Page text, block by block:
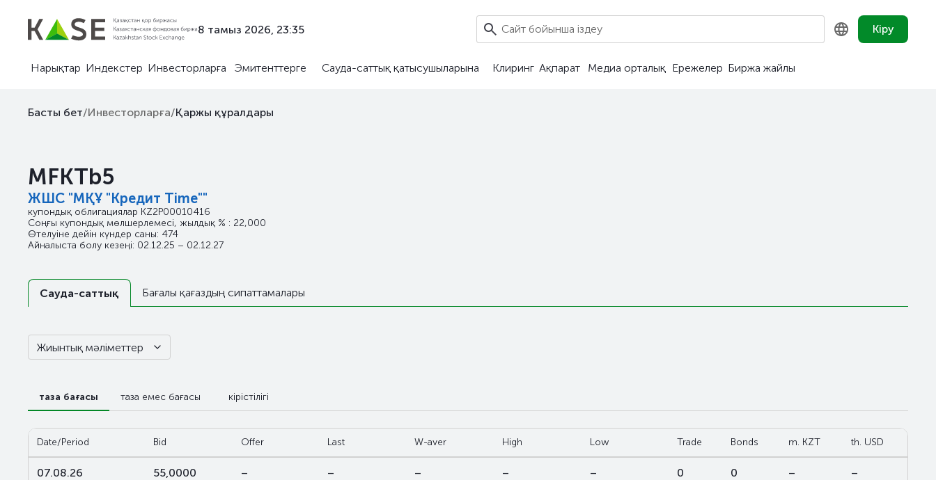
8 тамыз 2026, 23:35 Кіру
Нарықтар Индекстер Инвесторларға Эмитенттерге Сауда-саттық қатысушыларына Клиринг Ақпарат Медиа орталық Ережелер Биржа жайлы
Басты бет/Инвесторларға/Қаржы құралдары
MFKTb5
ЖШС "МҚҰ "Кредит Time""
купондық облигациялар KZ2P00010416
Соңғы купондық мөлшерлемесі, жылдық % : 22,000
Өтелуіне дейін күндер саны: 474
Айналыста болу кезеңі: 02.12.25 – 02.12.27
Сауда-саттық Бағалы қағаздың сипаттамалары
Жиынтық мәліметтер
таза бағасы таза емес бағасы кірістілігі
Date/Period Bid Offer Last W-aver High Low Trade Bonds m. KZT th. USD
07.08.26 55,0000 – – – – – 0 0 – –